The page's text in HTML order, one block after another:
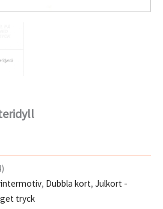
, Dubbla kort, Julkort -
tryck